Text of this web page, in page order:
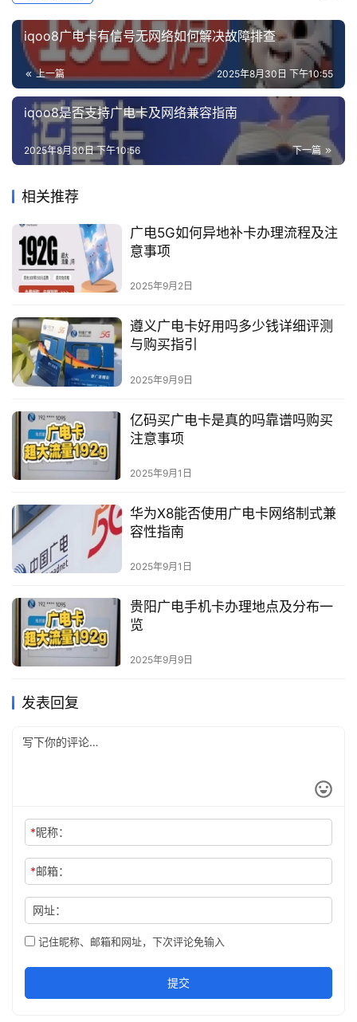
iqoo8广电卡有信号无网络如何解决故障排查
上一篇 2025年8月30日 下午10:55
iqoo8是否支持广电卡及网络兼容指南
下一篇
2025年8月30日 下午10:56
相关推荐
广电5G如何异地补卡办理流程及注
意事项
2025年9月2日
遵义广电卡好用吗多少钱详细评测
与购买指引
2025年9月9日
亿码买广电卡是真的吗靠谱吗购买
注意事项
2025年9月1日
华为X8能否使用广电卡网络制式兼
容性指南
2025年9月1日
贵阳广电手机卡办理地点及分布一
览
2025年9月9日
发表回复
*昵称：
*邮箱：
网址：
记住昵称、邮箱和网址，下次评论免输入
提交